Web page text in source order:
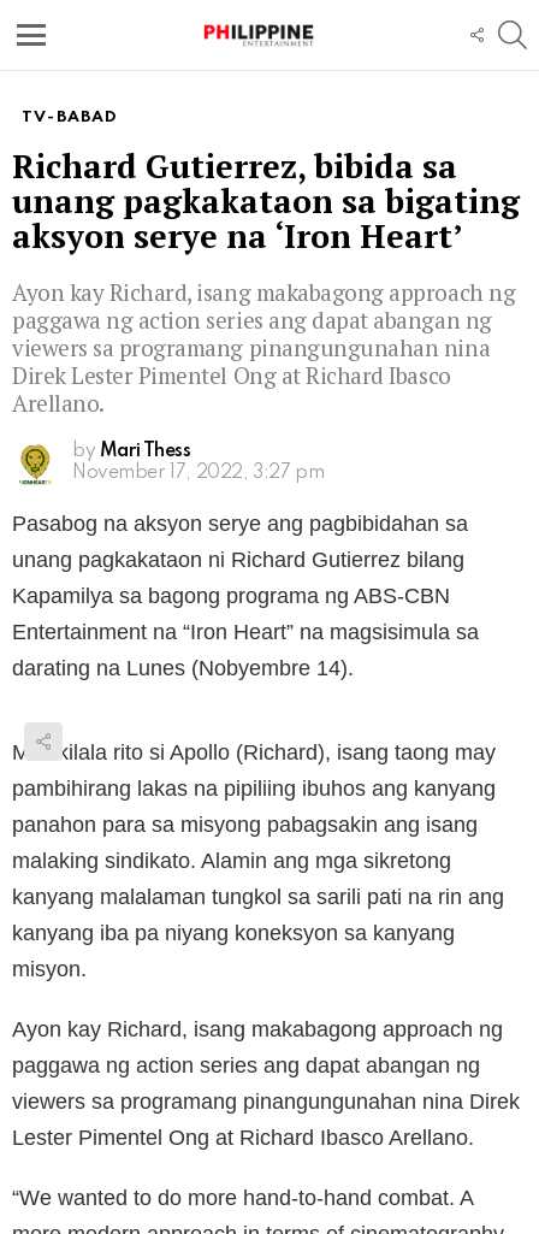
TV-BABAD
Richard Gutierrez, bibida sa
unang pagkakataon sa bigating
aksyon serye na ‘Iron Heart’
Ayon kay Richard, isang makabagong approach ng
paggawa ng action series ang dapat abangan ng
viewers sa programang pinangungunahan nina
Direk Lester Pimentel Ong at Richard Ibasco
Arellano.
by Mari Thess
November 17, 2022, 3:27 pm
Pasabog na aksyon serye ang pagbibidahan sa
unang pagkakataon ni Richard Gutierrez bilang
Kapamilya sa bagong programa ng ABS-CBN
Entertainment na “Iron Heart” na magsisimula sa
darating na Lunes (Nobyembre 14).
Makikilala rito si Apollo (Richard), isang taong may
pambihirang lakas na pipiliing ibuhos ang kanyang
panahon para sa misyong pabagsakin ang isang
malaking sindikato. Alamin ang mga sikretong
kanyang malalaman tungkol sa sarili pati na rin ang
kanyang iba pa niyang koneksyon sa kanyang
misyon.
Ayon kay Richard, isang makabagong approach ng
paggawa ng action series ang dapat abangan ng
viewers sa programang pinangungunahan nina Direk
Lester Pimentel Ong at Richard Ibasco Arellano.
“We wanted to do more hand-to-hand combat. A